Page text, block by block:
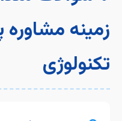
زمینه مشاوره
تکنولوژی